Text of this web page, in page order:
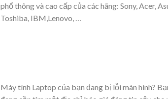
phổ thông và cao cấp của các hãng: Sony, Acer,
Toshiba, IBM,Lenovo, …
Máy tính Laptop của bạn đang bị lỗi màn hình?